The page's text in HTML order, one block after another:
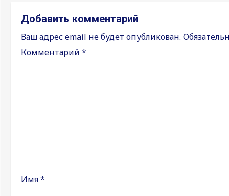
Добавить комментарий
Ваш адрес email не будет опубликован.
Комментарий *
Имя*